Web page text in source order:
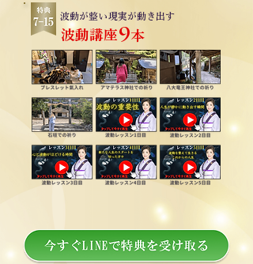
現実が動き出す
波動講座9​本
波動が整い